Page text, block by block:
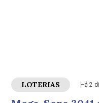
LOTERIAS Há 2